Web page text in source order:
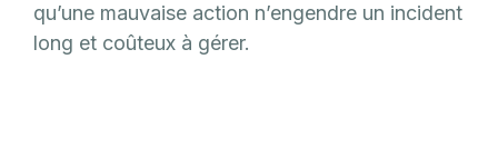
qu’une mauvaise action n’engendre un incident
long et coûteux à gérer.